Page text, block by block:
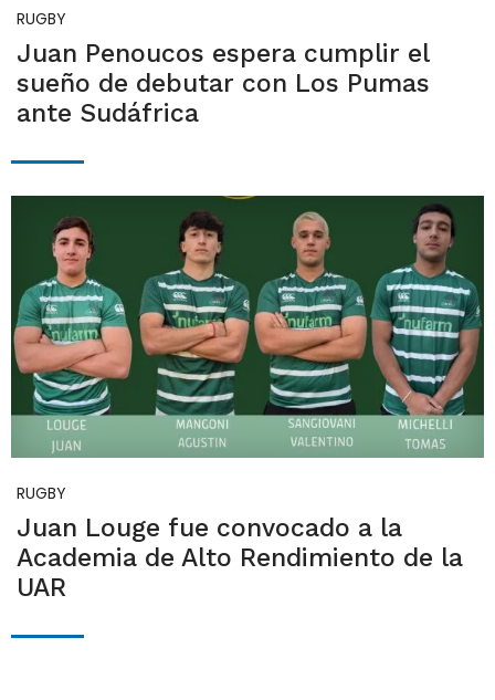
RUGBY
Juan Penoucos espera cumplir el
sueño de debutar con Los Pumas
ante Sudáfrica
RUGBY
Juan Louge fue convocado a la
Academia de Alto Rendimiento de la
UAR